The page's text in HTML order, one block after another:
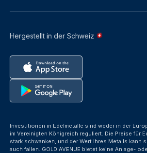
Hergestellt in der Schweiz
Investitionen in Edelmetalle sind weder in der
im Vereinigten Königreich reguliert. Die Preise für
stark schwanken, und der Wert Ihres Metalls kann
auch fallen. GOLD AVENUE bietet keine Anlage-